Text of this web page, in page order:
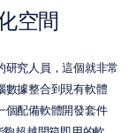
空間
研究人員，這個就非常
數據整合到現有軟體
個配備軟體開發套件